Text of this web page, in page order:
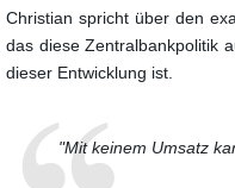
Christian spricht über den
das diese Zentralbankpolitik
dieser Entwicklung ist.
"Mit keinem Umsatz